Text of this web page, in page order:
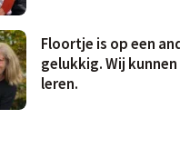
Floortje is op een
gelukkig. Wij
leren.